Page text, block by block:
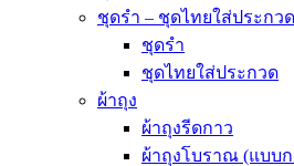
ชุดรำ – ชุดไทยใส่ประกวด
ชุดรำ
ชุดไทยใส่ประกวด
ผ้าถุง
ผ้าถุงรีดกาว
ผ้าถุงโบราณ (แบบก